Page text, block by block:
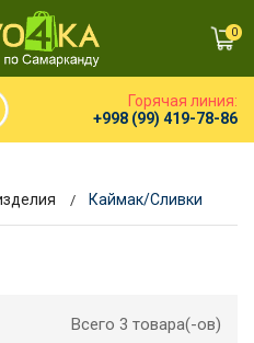
0
Горячая линия:
+998 (99) 419-78-86
Каймак/Сливки
Всего 3 товара(-ов)